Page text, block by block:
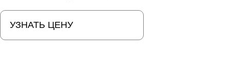
УЗНАТЬ ЦЕНУ